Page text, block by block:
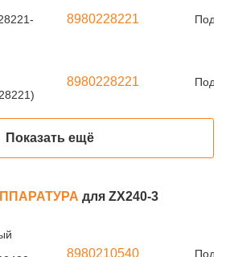
8980228221 Под
8980228221 Под
Показать ещё
для ZX240-3
8980210540 Под